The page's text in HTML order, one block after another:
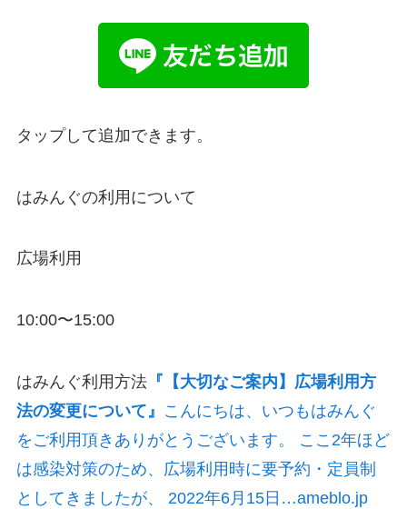
タップして追加できます。
はみんぐの利用について
広場利用
10:00〜15:00
はみんぐ利用方法『【大切なご案内】広場利用方
法の変更について』 こんにちは、いつもはみんぐ
をご利用頂きありがとうございます。 ここ2年ほど
は感染対策のため、広場利用時に要予約・定員制
としてきましたが、 2022年6月15日…ameblo.jp